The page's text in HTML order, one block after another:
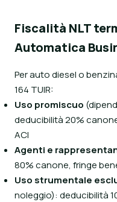
Fiscalità NLT
Automatica
Per auto diesel o
164 TUIR:
Uso promiscuo
deducibilità 20%
ACI
Agenti e
80% canone, fringe
Uso strumentale
noleggio): deducibilità